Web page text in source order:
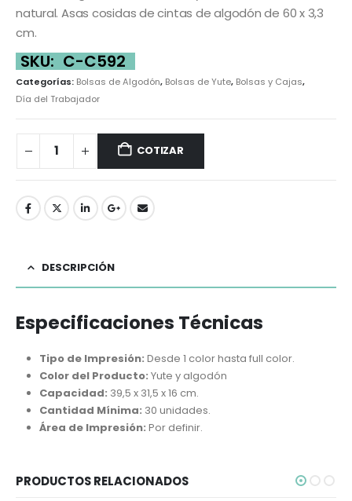
natural. Asas cosidas de cintas de algodón de 60 x 3,3
cm.
SKU: C-C592
Categorías: Bolsas de Algodón, Bolsas de Yute, Bolsas y Cajas,
Día del Trabajador
COTIZAR
DESCRIPCIÓN
Especificaciones Técnicas
Tipo de Impresión: Desde 1 color hasta full color.
Color del Producto: Yute y algodón
Capacidad: 39,5 x 31,5 x 16 cm.
Cantidad Mínima: 30 unidades.
Área de Impresión: Por definir.
PRODUCTOS RELACIONADOS